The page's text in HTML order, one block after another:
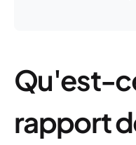
Qu'est-
rapport